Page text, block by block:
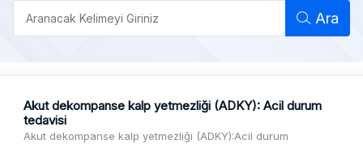
Ara
Akut dekompanse kalp yetmezliği (ADKY): Acil durum
tedavisi
Akut dekompanse kalp yetmezliği (ADKY):Acil durum